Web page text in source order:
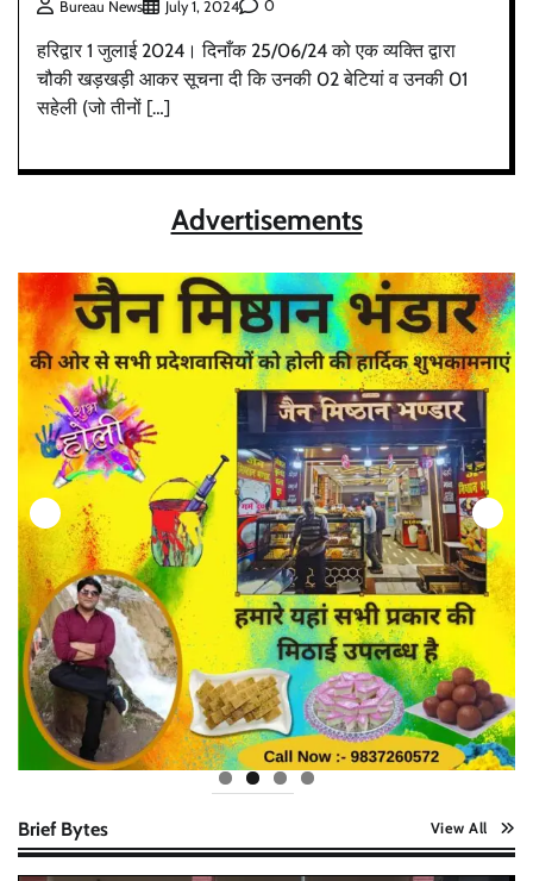
Bureau News July 1, 2024 0
हरिद्वार 1 जुलाई 2024। दिनाँक 25/06/24 को एक व्यक्ति द्वारा
चौकी खड़खड़ी आकर सूचना दी कि उनकी 02 बेटियां व उनकी 01
सहेली (जो तीनों […]
Advertisements
Brief Bytes View All